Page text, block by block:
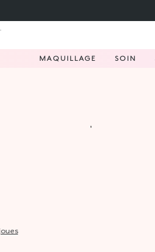
MAQUILLAGE SOIN